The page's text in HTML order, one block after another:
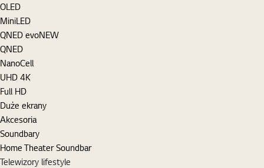
OLED
MiniLED
QNED evoNEW
QNED
NanoCell
UHD 4K
Full HD
Duże ekrany
Akcesoria
Soundbary
Home Theater Soundbar
Telewizory lifestyle